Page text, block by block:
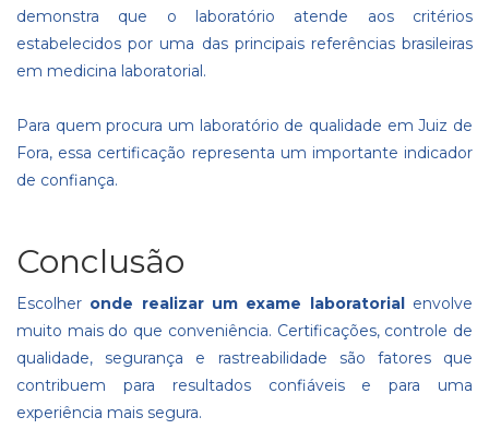
demonstra que o laboratório atende aos critérios
estabelecidos por uma das principais referências brasileiras
em medicina laboratorial.
Para quem procura um laboratório de qualidade em Juiz de
Fora, essa certificação representa um importante indicador
de confiança.
Conclusão
Escolher onde realizar um exame laboratorialenvolve
muito mais do que conveniência. Certificações, controle de
qualidade, segurança e rastreabilidade são fatores que
contribuem para resultados confiáveis e para uma
experiência mais segura.